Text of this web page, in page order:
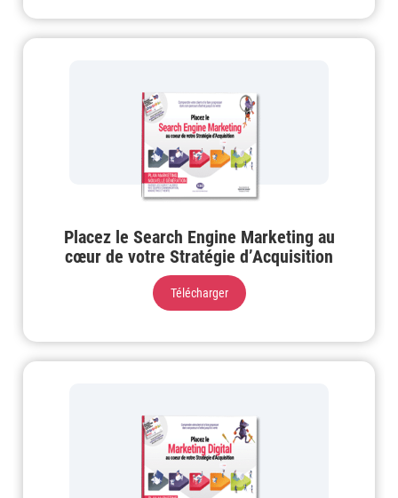
Placez le Search Engine Marketing au
cœur de votre Stratégie d’Acquisition
Télécharger